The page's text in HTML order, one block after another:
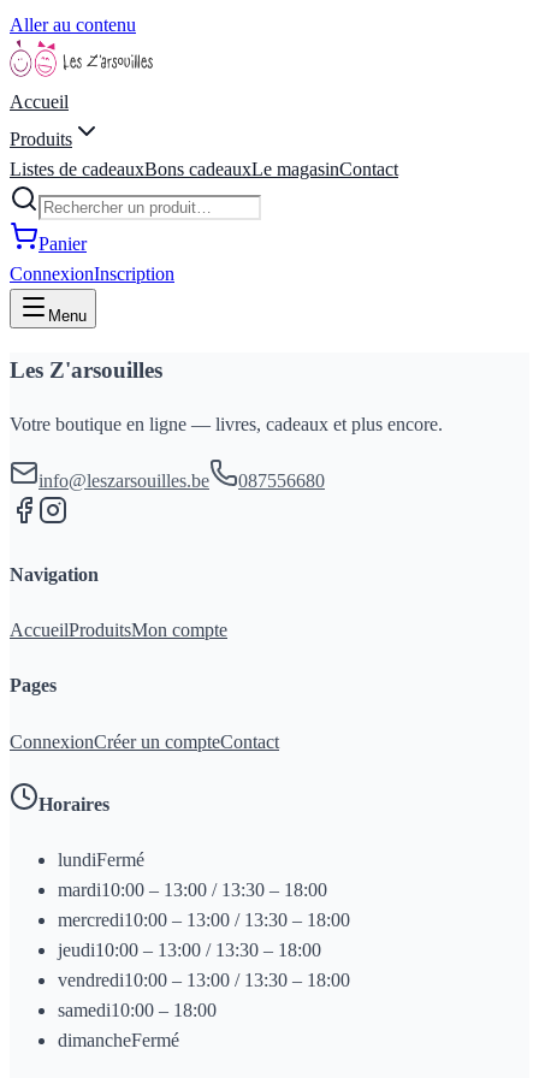
Aller au contenu
Accueil
Produits
Listes de cadeauxBons cadeauxLe magasinContact
Panier
ConnexionInscription
Menu
Les Z'arsouilles
Votre boutique en ligne — livres, cadeaux et plus encore.
info@leszarsouilles.be 087556680
Navigation
AccueilProduitsMon compte
Pages
ConnexionCréer un compteContact
Horaires
lundiFermé
mardi10:00 – 13:00 / 13:30 – 18:00
mercredi10:00 – 13:00 / 13:30 – 18:00
jeudi10:00 – 13:00 / 13:30 – 18:00
vendredi10:00 – 13:00 / 13:30 – 18:00
samedi10:00 – 18:00
dimancheFermé